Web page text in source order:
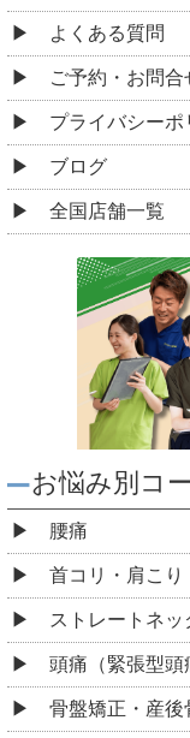
よくある質問
ご予約・お問合
プライバシーポ
ブログ
全国店舗一覧
お悩み別コ
腰痛
首コリ・肩こり
ストレートネッ
頭痛（緊張型頭
骨盤矯正・産後